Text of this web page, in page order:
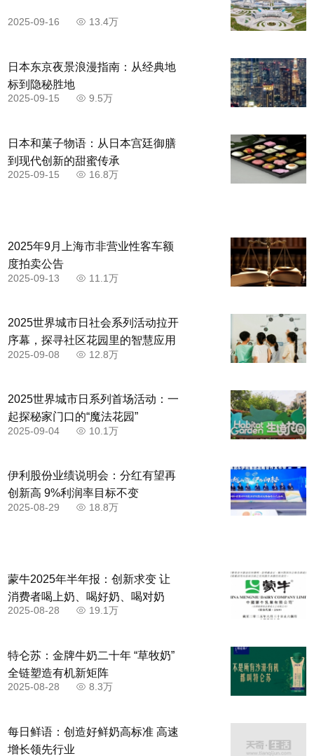
2025-09-16 13.4万
日本东京夜景浪漫指南：从经典地
标到隐秘胜地
2025-09-15 9.5万
日本和菓子物语：从日本宫廷御膳
到现代创新的甜蜜传承
2025-09-15 16.8万
2025年9月上海市非营业性客车额
度拍卖公告
2025-09-13 11.1万
2025世界城市日社会系列活动拉开
序幕，探寻社区花园里的智慧应用
2025-09-08 12.8万
2025世界城市日系列首场活动：一
起探秘家门口的“魔法花园”
2025-09-04 10.1万
伊利股份业绩说明会：分红有望再
创新高 9%利润率目标不变
2025-08-29 18.8万
蒙牛2025年半年报：创新求变 让
消费者喝上奶、喝好奶、喝对奶
2025-08-28 19.1万
特仑苏：金牌牛奶二十年 “草牧奶”
全链塑造有机新矩阵
2025-08-28 8.3万
每日鲜语：创造好鲜奶高标准 高速
增长领先行业